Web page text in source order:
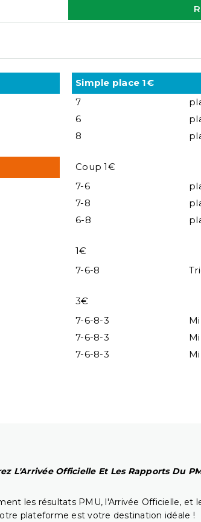
Simple place 1€
7
6
8
Coup 1€
7-6
7-8
6-8
1€
7-6-8
3€
7-6-8-3
7-6-8-3
7-6-8-3
L'Arrivée Officielle Et Les Rapports Du
les résultats PMU, l'Arrivée Officielle, et
plateforme est votre destination idéale !